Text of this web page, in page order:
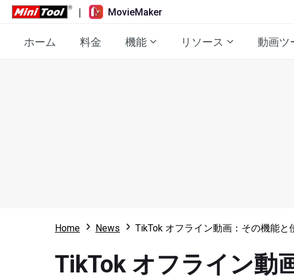
| MovieMaker
ホーム 料金 機能 リソース 動画ツ
Home News TikTok オフライン動画：その機能と
TikTok オフライン動